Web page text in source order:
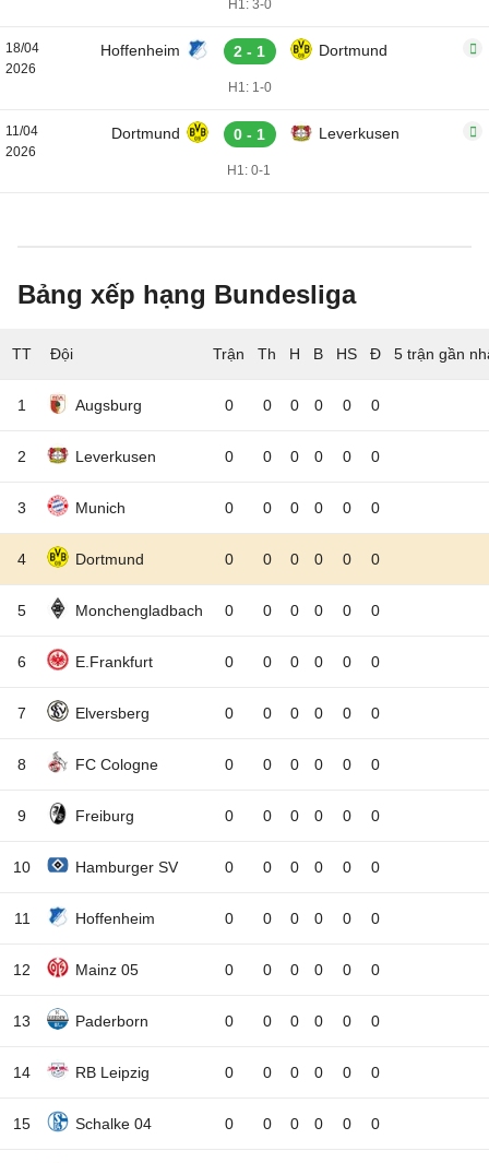
H1: 3-0
18/04
2026
Hoffenheim 2 - 1 Dortmund
H1: 1-0
11/04
2026
Dortmund 0 - 1 Leverkusen
H1: 0-1
Bảng xếp hạng Bundesliga
TT Đội 5 trận gần
1 Augsburg 0 0 0 0 0 0
2 Leverkusen 0 0 0 0 0 0
3 Munich 0 0 0 0 0 0
4 Dortmund 0 0 0 0 0 0
5 Monchengladbach 0 0 0 0 0 0
6 E.Frankfurt 0 0 0 0 0 0
7 Elversberg 0 0 0 0 0 0
8 FC Cologne 0 0 0 0 0 0
9 Freiburg 0 0 0 0 0 0
10 Hamburger SV 0 0 0 0 0 0
11 Hoffenheim 0 0 0 0 0 0
12 Mainz 05 0 0 0 0 0 0
13 Paderborn 0 0 0 0 0 0
14 RB Leipzig 0 0 0 0 0 0
15 Schalke 04 0 0 0 0 0 0